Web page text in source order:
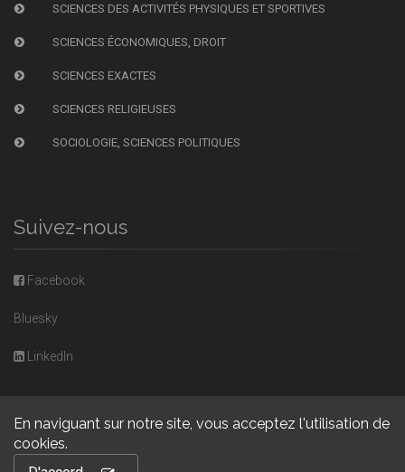
En naviguant sur notre site, vous acceptez l'utilisation de
cookies.
SCIENCES DES ACTIVITÉS PHYSIQUES ET SPORTIVES
SCIENCES ÉCONOMIQUES, DROIT
SCIENCES EXACTES
SCIENCES RELIGIEUSES
SOCIOLOGIE, SCIENCES POLITIQUES
Suivez-nous
Facebook
Bluesky
LinkedIn